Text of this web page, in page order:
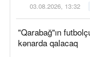
03.08.2026, 13:32
"Qarabağ"ın
kənarda qalacaq